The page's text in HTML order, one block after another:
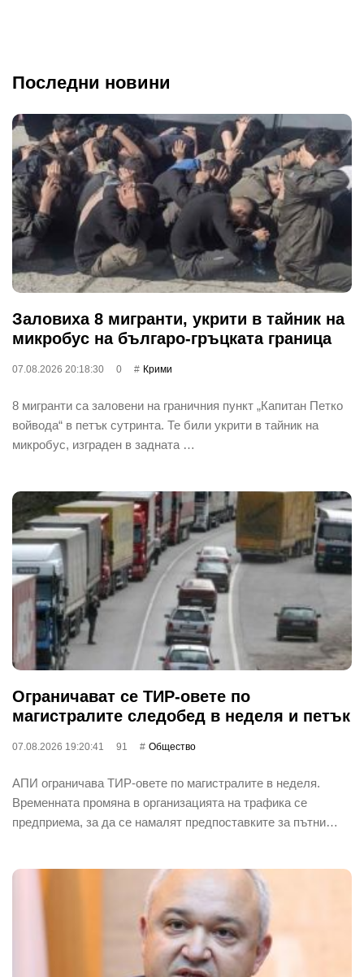
Последни новини
Заловиха 8 мигранти, укрити в тайник на
микробус на българо-гръцката граница
07.08.2026 20:18:30 0 Крими
8 мигранти са заловени на граничния пункт „Капитан Петко
войвода“ в петък сутринта. Те били укрити в тайник на
микробус, изграден в задната …
Ограничават се ТИР-овете по
магистралите следобед в неделя и петък
07.08.2026 19:20:41 91 Общество
АПИ ограничава ТИР-овете по магистралите в неделя.
Временната промяна в организацията на трафика се
предприема, за да се намалят предпоставките за пътни…